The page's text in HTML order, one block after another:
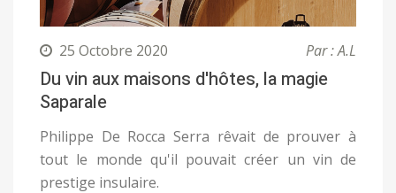
25 Octobre 2020 Par : A.L
Du vin aux maisons d'hôtes, la magie
Saparale
Philippe De Rocca Serra rêvait de prouver à
tout le monde qu'il pouvait créer un vin de
prestige insulaire.